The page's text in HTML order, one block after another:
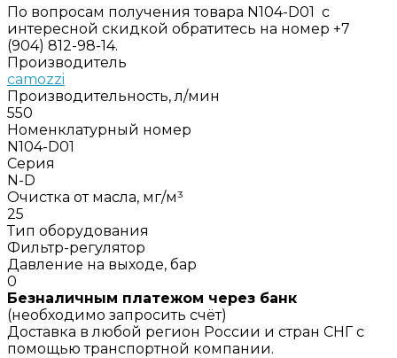
По вопросам получения товара N104-D01 с
интересной скидкой обратитесь на номер +7
(904) 812-98-14.
Производитель
camozzi
Производительность, л/мин
550
Номенклатурный номер
N104-D01
Серия
N-D
Очистка от масла, мг/м³
25
Тип оборудования
Фильтр-регулятор
Давление на выходе, бар
0
Безналичным платежом через банк
(необходимо запросить счёт)
Доставка в любой регион России и стран СНГ с
помощью транспортной компании.